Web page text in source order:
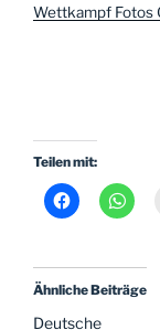
Wettkampf Fotos
Teilen mit:
Ähnliche Beiträge
Deutsche